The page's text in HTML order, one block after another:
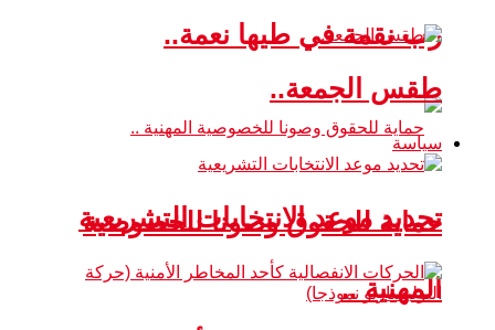
رب نقمة في طيها نعمة..
حماية للحقوق وصونا للخصوصية
المهنية ..
طقس الجمعة..
سياسة
تحديد موعد الانتخابات التشريعية